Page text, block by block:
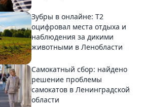
Зубры в онлайне: Т2
оцифровал места отдыха и
наблюдения за дикими
животными в Ленобласти
Самокатный сбор: найдено
решение проблемы
самокатов в Ленинградской
области